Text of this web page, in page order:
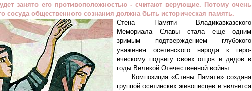
занято его противоположностью - считают верующие. Потому очень
сосуда общественного сознания должна быть историческая память.
Стена Памяти Владикавказского
Мемориала Славы стала еще одним
зримым подтверждением глубокого
уважения осетинского народа к геро-
ическому подвигу своих отцов и дедов в
годы Великой Отечественной войны.
Композиция «Стены Памяти» создана
группой осетинских живописцев и является